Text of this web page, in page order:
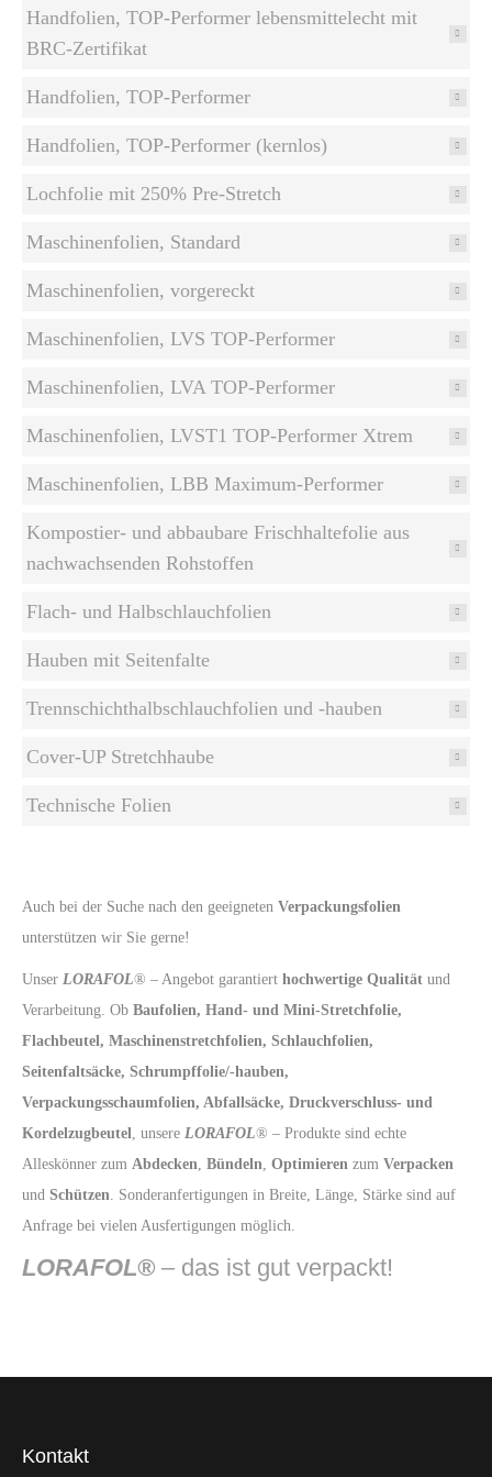
Handfolien, TOP-Performer lebensmittelecht mit
BRC-Zertifikat
Handfolien, TOP-Performer
Handfolien, TOP-Performer (kernlos)
Lochfolie mit 250% Pre-Stretch
Maschinenfolien, Standard
Maschinenfolien, vorgereckt
Maschinenfolien, LVS TOP-Performer
Maschinenfolien, LVA TOP-Performer
Maschinenfolien, LVST1 TOP-Performer Xtrem
Maschinenfolien, LBB Maximum-Performer
Kompostier- und abbaubare Frischhaltefolie aus
nachwachsenden Rohstoffen
Flach- und Halbschlauchfolien
Hauben mit Seitenfalte
Trennschichthalbschlauchfolien und -hauben
Cover-UP Stretchhaube
Technische Folien
Auch bei der Suche nach den geeigneten Verpackungsfolien
unterstützen wir Sie gerne!
Unser LORAFOL® – Angebot garantiert hochwertige Qualität und
Verarbeitung. Ob Baufolien, Hand- und Mini-Stretchfolie,
Flachbeutel, Maschinenstretchfolien, Schlauchfolien,
Seitenfaltsäcke, Schrumpffolie/-hauben,
Verpackungsschaumfolien, Abfallsäcke, Druckverschluss- und
Kordelzugbeutel, unsere LORAFOL® – Produkte sind echte
Alleskönner zum Abdecken, Bündeln, Optimieren zum Verpacken
und Schützen. Sonderanfertigungen in Breite, Länge, Stärke sind auf
Anfrage bei vielen Ausfertigungen möglich.
LORAFOL® – das ist gut verpackt!
Kontakt